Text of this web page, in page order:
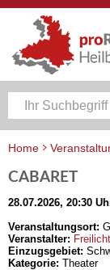
Home
CABARET
28.07.2026, 20:30
Veranstaltungsort:
Veranstalter:
Einzugsgebiet:
Kategorie: Theater